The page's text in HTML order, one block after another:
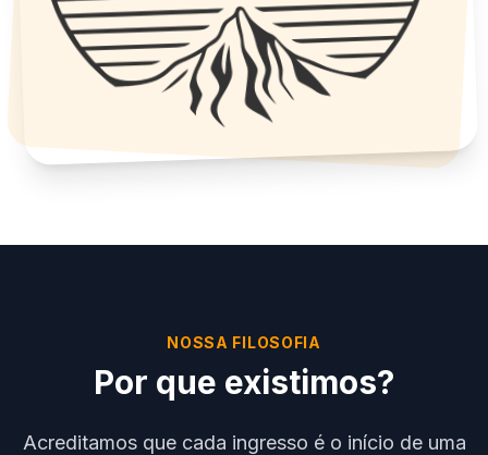
NOSSA FILOSOFIA
Por que existimos?
Acreditamos que cada ingresso é o início de uma